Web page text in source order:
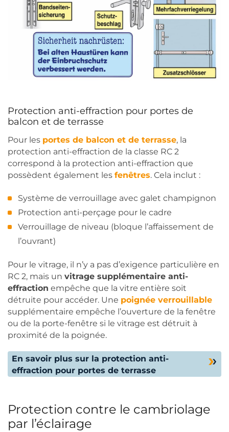
Protection anti-effraction pour portes de
balcon et de terrasse
Pour les portes de balcon et de terrasse, la
protection anti-effraction de la classe RC 2
correspond à la protection anti-effraction que
possèdent également les fenêtres. Cela inclut :
Système de verrouillage avec galet champignon
Protection anti-perçage pour le cadre
Verrouillage de niveau (bloque l’affaissement de
l’ouvrant)
Pour le vitrage, il n’y a pas d’exigence particulière en
RC 2, mais un vitrage supplémentaire anti-
effraction empêche que la vitre entière soit
détruite pour accéder. Une poignée verrouillable
supplémentaire empêche l’ouverture de la fenêtre
ou de la porte-fenêtre si le vitrage est détruit à
proximité de la poignée.
En savoir plus sur la protection anti-
effraction pour portes de terrasse
Protection contre le cambriolage
par l’éclairage